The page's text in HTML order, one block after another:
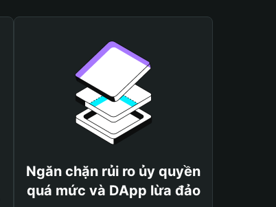
Ngăn chặn rủi ro ủy quyền
quá mức và DApp lừa đảo